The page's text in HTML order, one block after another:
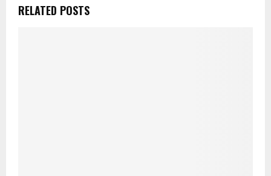
RELATED POSTS